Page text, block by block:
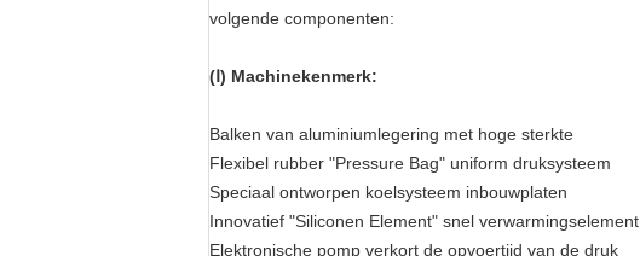
volgende componenten:
(Ⅰ) Machinekenmerk:
Balken van aluminiumlegering met hoge sterkte
Flexibel rubber "Pressure Bag" uniform druksysteem
Speciaal ontworpen koelsysteem inbouwplaten
Innovatief "Siliconen Element" snel verwarmingselement
Elektronische pomp verkort de opvoertijd van de druk